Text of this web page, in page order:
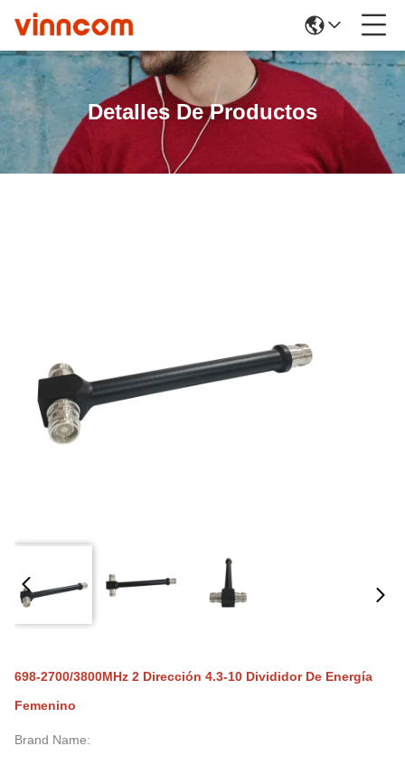
Detalles De Productos
698-2700/3800MHz 2 Dirección 4.3-10 Divididor De Energía
Femenino
Brand Name: